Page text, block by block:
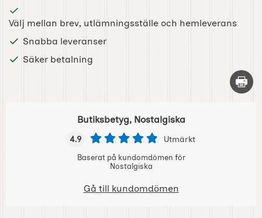
Välj mellan brev, utlämningsställe och hemleverans
Snabba leveranser
Säker betalning
Skriv
Butiksbetyg, Nostalgiska
4.9 Utmärkt
Baserat på kundomdömen för
Nostalgiska
Gå till kundomdömen